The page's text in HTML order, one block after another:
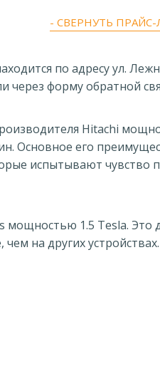
- СВЕРНУТЬ ПРАЙС-
по адресу ул.
через форму обратной
Hitachi
Основное его
испытывают чувство
мощностью 1.5 Tesla.
на других устройствах.